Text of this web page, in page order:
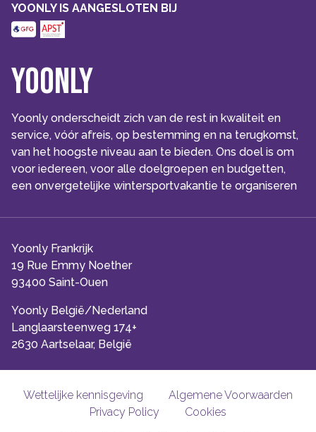
Yoonly
Yoonly onderscheidt zich van de rest in kwaliteit en
service, vóór afreis, op bestemming en na terugkomst,
van het hoogste niveau aan te bieden. Ons doel is om
voor iedereen, voor alle doelgroepen en budgetten,
een onvergetelijke wintersportvakantie te organiseren
Yoonly Frankrijk
19 Rue Emmy Noether
93400 Saint-Ouen
Yoonly België/Nederland
Langlaarsteenweg 174+
2630 Aartselaar, België
YOONLY IS AANGESLOTEN BIJ
Wettelijke kennisgeving
Algemene Voorwaarden
Privacy Policy
Cookies